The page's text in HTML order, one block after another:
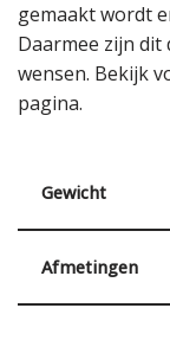
gemaakt wordt
Daarmee zijn dit
wensen. Bekijk
pagina.
Gewicht
Afmetingen